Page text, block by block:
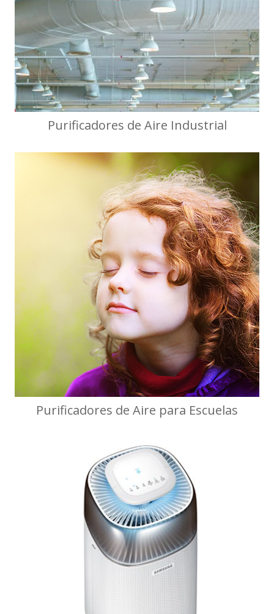
Purificadores de Aire Industrial
Purificadores de Aire para Escuelas